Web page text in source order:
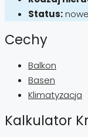
Status:
Cechy
Balkon
Basen
Klimatyzacja
Kalkulator